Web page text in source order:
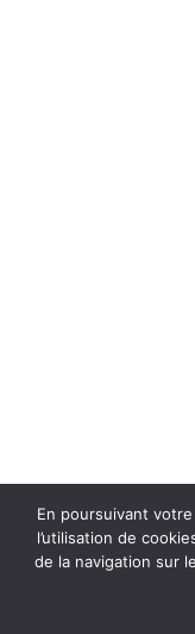
En poursuivant
l’utilisation de
de la navigation sur